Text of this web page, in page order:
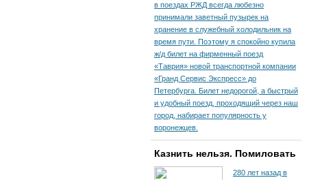
в поездах РЖД всегда любезно
принимали заветный пузырек на
хранение в служебный холодильник на
время пути. По­этому я спокойно купила
ж/д билет на фирменный поезд
«Таврия» новой транспортной компании
«Гранд Сервис Экспресс» до
Петербурга. Билет недорогой, а быстрый
и удобный поезд, проходящий через наш
город, набирает популярность у
воронежцев.
Казнить нельзя. Помиловать
280 лет назад в